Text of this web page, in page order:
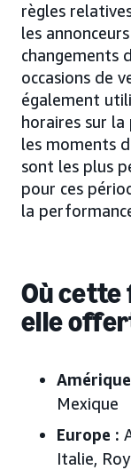
règles
les
changements
occasions de
également
horaires sur
les moments
sont les plus
pour ces
la
Où
elle
Mexique
Europe :
Italie,